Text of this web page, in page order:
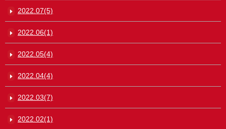
2022.07(5)
2022.06(1)
2022.05(4)
2022.04(4)
2022.03(7)
2022.02(1)